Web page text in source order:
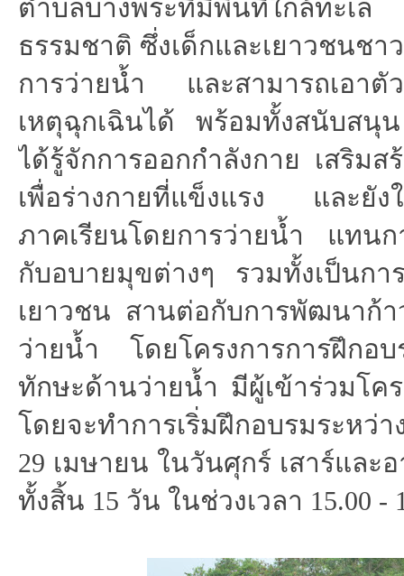
ตำบลบางพระที่มีพื้นที่ใกล้ท
ธรรมชาติ ซึ่งเด็กและเยาวชนชา
การว่ายน้ำ และสามารถเอาตัว
เหตุฉุกเฉินได้ พร้อมทั้งสนับสนุ
ได้รู้จักการออกกำลังกาย เสริม
เพื่อร่างกายที่แข็งแรง และยังใ
ภาคเรียนโดยการว่ายน้ำ แทนก
กับอบายมุขต่างๆ รวมทั้งเป็นกา
เยาวชน สานต่อกับการพัฒนาก้า
ว่ายน้ำ โดยโครงการการฝึกอบ
ทักษะด้านว่ายน้ำ มีผู้เข้าร่วมโค
โดยจะทำการเริ่มฝึกอบรมระหว่
29 เมษายน ในวันศุกร์ เสาร์และ
ทั้งสิ้น 15 วัน ในช่วงเวลา 15.00 -